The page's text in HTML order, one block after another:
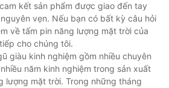
kết sản phẩm được giao đến tay
vẹn. Nếu bạn có bất kỳ câu hỏi
về tấm pin năng lượng mặt trời của
cho chúng tôi.
giàu kinh nghiệm gồm nhiều chuyên
năm kinh nghiệm trong sản xuất
lượng mặt trời. Trong những tháng